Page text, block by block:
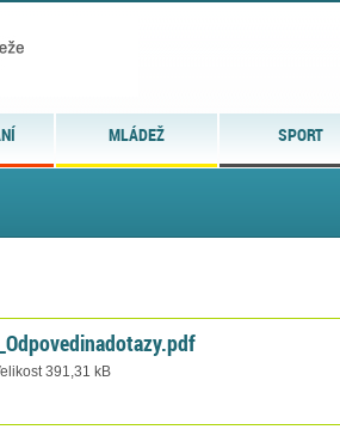
MLÁDEŽ SPORT
391,31 kB